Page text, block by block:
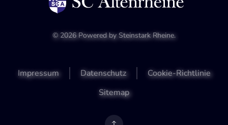
© 2026Powered bySteinstark Rheine.
Impressum Datenschutz
Cookie-Richtlinie
Sitemap